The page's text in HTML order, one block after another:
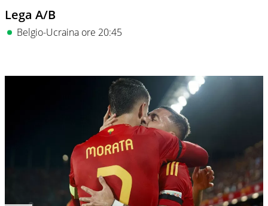
Lega A/B
Belgio-Ucraina ore 20:45